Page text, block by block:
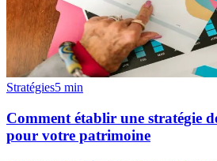
Stratégies5 min
Comment établir une stratégie
pour votre patrimoine